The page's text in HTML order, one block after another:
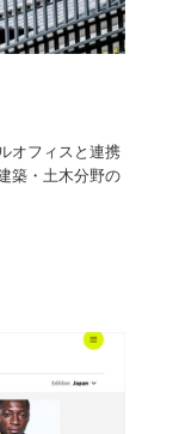
オフィスと連携
築・土木分野の